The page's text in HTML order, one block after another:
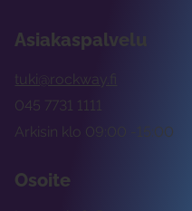
Asiakaspalvelu
tuki@rockway.fi
Arkisin klo 09:00 -15:00
045 7731 1111
Osoite